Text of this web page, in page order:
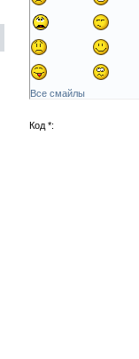
Все смайлы
Код *: